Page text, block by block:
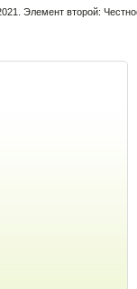
Элемент второй: